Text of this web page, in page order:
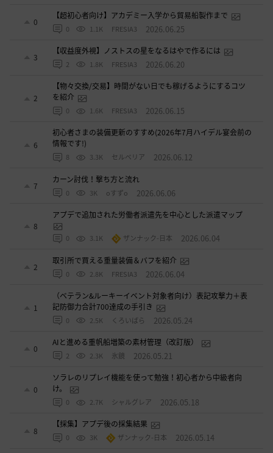
0
【超初心者向け】アカデミー入学から貿易船製作まで
0 1.1K FRESIA3 2026.06.25
3
【収益度外視】ノストスの星をなるはやで作るには
2 1.8K FRESIA3 2026.06.20
2
【物々交換/交易】時間がない日でも稼げるようにするコツ
を紹介
0 1.6K FRESIA3 2026.06.15
6
初心者さまの装備更新のすすめ(2026年7月ハイデル宴会前の
情報です!)
8 3.3K セルベリア 2026.06.12
7
カーン討伐！撃ち方と流れ
0 3K oすずo 2026.06.06
8
アプデで追加された労働者派遣先を中心とした派遣マップ
0 3.1K ザンナック-日本 2026.06.04
2
取引所で買える重量装備＆バフを紹介
0 2.8K FRESIA3 2026.06.04
1
（ベテラン&ルーキーイベント対象者向け）表記攻撃力＋表
記防御力合計700達成の手引き
0 2.5K くろいばら 2026.05.24
0
AIと進める重帆船増築の素材管理（改訂版）
2 2.3K 氷鏡 2026.05.21
0
ソラレのリプレイ機能を使って勉強！初心者から中級者向
け。
0 2.7K シャルグレア 2026.05.18
8
【採集】アプデ後の採集結果
0 3K ザンナック-日本 2026.05.14